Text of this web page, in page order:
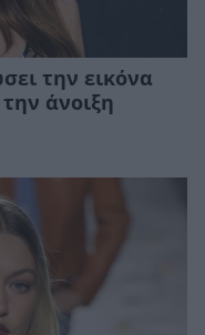
την εικόνα
άνοιξη